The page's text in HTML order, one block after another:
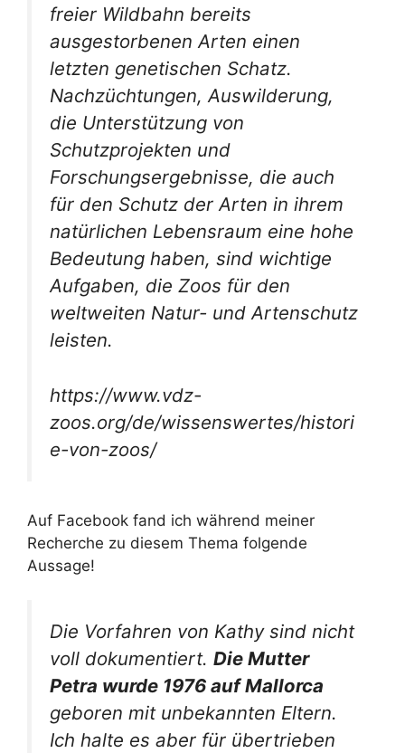
freier Wildbahn bereits
ausgestorbenen Arten einen
letzten genetischen Schatz.
Nachzüchtungen, Auswilderung,
die Unterstützung von
Schutzprojekten und
Forschungsergebnisse, die auch
für den Schutz der Arten in ihrem
natürlichen Lebensraum eine hohe
Bedeutung haben, sind wichtige
Aufgaben, die Zoos für den
weltweiten Natur- und Artenschutz
leisten.
https://www.vdz-
zoos.org/de/wissenswertes/histori
e-von-zoos/
Auf Facebook fand ich während meiner
Recherche zu diesem Thema folgende
Aussage!
Die Vorfahren von Kathy sind nicht
voll dokumentiert. Die Mutter
Petra wurde 1976 auf Mallorca
geboren mit unbekannten Eltern.
Ich halte es aber für übertrieben